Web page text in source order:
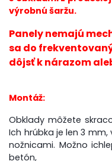
výrobnú šaržu.
Panely nemajú
sa do
dôjsť k nárazom
Montáž:
Obklady môžete
Ich hrúbka je len 3
nožnicami. Možno ich
betón